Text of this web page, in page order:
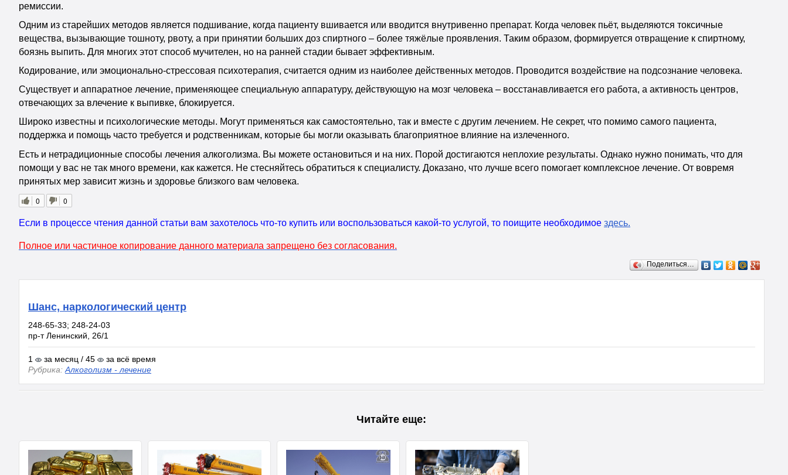
ремиссии.
Одним из старейших методов является подшивание, когда пациенту вшивается или вводится внутривенно препарат. Когда человек пьёт, выделяются токсичные
вещества, вызывающие тошноту, рвоту, а при принятии больших доз спиртного – более тяжёлые проявления. Таким образом, формируется отвращение к спиртному,
боязнь выпить. Для многих этот способ мучителен, но на ранней стадии бывает эффективным.
Кодирование, или эмоционально-стрессовая психотерапия, считается одним из наиболее действенных методов. Проводится воздействие на подсознание человека.
Существует и аппаратное лечение, применяющее специальную аппаратуру, действующую на мозг человека – восстанавливается его работа, а активность центров,
отвечающих за влечение к выпивке, блокируется.
Широко известны и психологические методы. Могут применяться как самостоятельно, так и вместе с другим лечением. Не секрет, что помимо самого пациента,
поддержка и помощь часто требуется и родственникам, которые бы могли оказывать благоприятное влияние на излеченного.
Есть и нетрадиционные способы лечения алкоголизма. Вы можете остановиться и на них. Порой достигаются неплохие результаты. Однако нужно понимать, что для
помощи у вас не так много времени, как кажется. Не стесняйтесь обратиться к специалисту. Доказано, что лучше всего помогает комплексное лечение. От вовремя
принятых мер зависит жизнь и здоровье близкого вам человека.
0
0
Если в процессе чтения данной статьи вам захотелось что-то купить или воспользоваться какой-то услугой, то поищите необходимое здесь.
Полное или частичное копирование данного материала запрещено без согласования.
Поделиться…
Шанс, наркологический центр
248-65-33; 248-24-03
пр-т Ленинский, 26/1
1 за месяц / 45
за всё время
Рубрика:Алкоголизм - лечение
Читайте еще: